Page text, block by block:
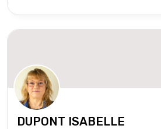
DUPONT ISABELLE